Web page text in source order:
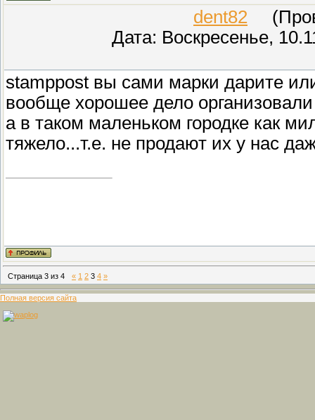
dent82
Дата: Воскресенье,
stamppost вы сами марки дарите
вообще хорошее дело
а в таком маленьком городке как
тяжело...т.е. не продают их у нас
Страница 3 из 4 « 1 2 3 4 »
Полная версия сайта